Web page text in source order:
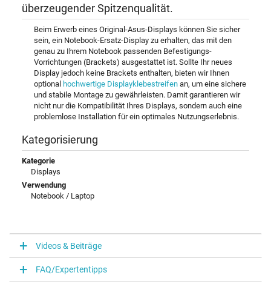
überzeugender Spitzenqualität.
Beim Erwerb eines Original-Asus-Displays können Sie sicher
sein, ein Notebook-Ersatz-Display zu erhalten, das mit den
genau zu Ihrem Notebook passenden Befestigungs-
Vorrichtungen (Brackets) ausgestattet ist. Sollte Ihr neues
Display jedoch keine Brackets enthalten, bieten wir Ihnen
optional hochwertige Displayklebestreifen an, um eine sichere
und stabile Montage zu gewährleisten. Damit garantieren wir
nicht nur die Kompatibilität Ihres Displays, sondern auch eine
problemlose Installation für ein optimales Nutzungserlebnis.
Kategorisierung
Kategorie
Displays
Verwendung
Notebook / Laptop
Videos & Beiträge
FAQ/Expertentipps